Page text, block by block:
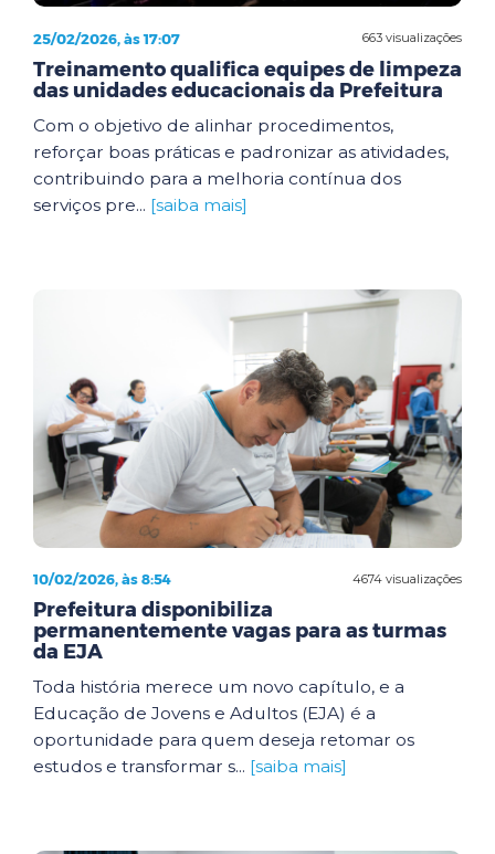
663 visualizações
25/02/2026, às 17:07
Treinamento qualifica equipes de limpeza
das unidades educacionais da Prefeitura
Com o objetivo de alinhar procedimentos,
reforçar boas práticas e padronizar as atividades,
contribuindo para a melhoria contínua dos
serviços pre... [saiba mais]
4674 visualizações
10/02/2026, às 8:54
Prefeitura disponibiliza
permanentemente vagas para as turmas
da EJA
Toda história merece um novo capítulo, e a
Educação de Jovens e Adultos (EJA) é a
oportunidade para quem deseja retomar os
estudos e transformar s... [saiba mais]